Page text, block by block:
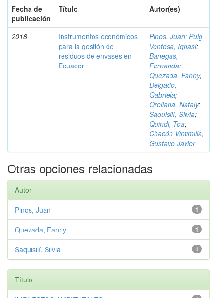
Fecha de
publicación
Título Autor(es)
2018
Instrumentos económicos
para la gestión de
residuos de envases en
Ecuador
Pinos, Juan; Puig
Ventosa, Ignasi;
Banegas,
Fernanda;
Quezada, Fanny;
Delgado,
Gabriela;
Orellana, Nataly;
Saquisilí, Silvia;
Quindi, Toa;
Chacón Vintimilla,
Gustavo Javier
Otras opciones relacionadas
Autor
1
Pinos, Juan
1
Quezada, Fanny
1
Saquisilí, Silvia
Título